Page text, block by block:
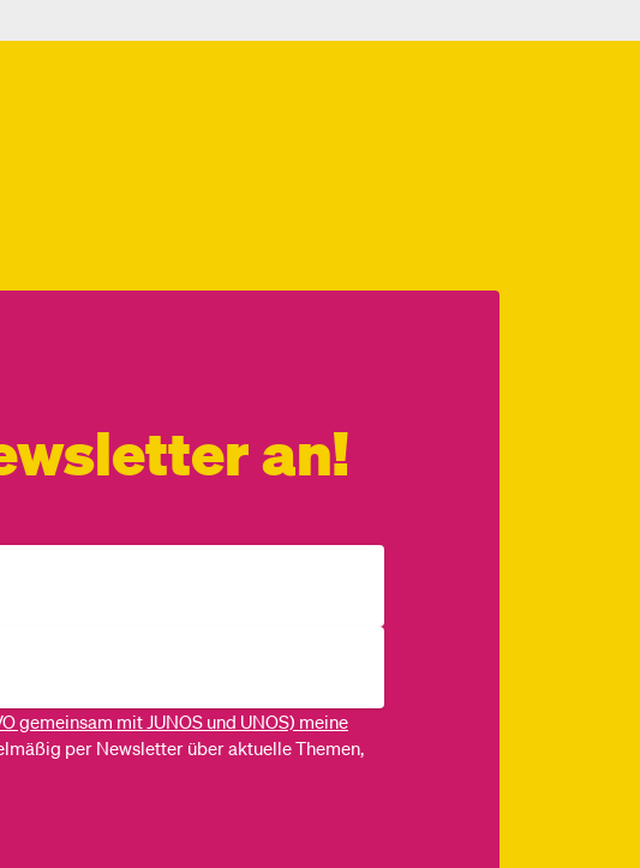
an!
gemeinsam mit JUNOS und UNOS) meine
per Newsletter über aktuelle Themen,